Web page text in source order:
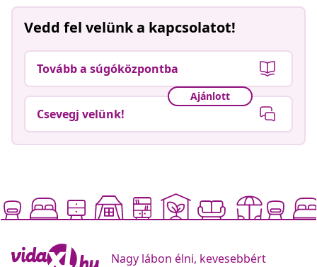
Vedd fel velünk a kapcsolatot!
Tovább a súgóközpontba
Ajánlott
Csevegj velünk!
Nagy lábon élni, kevesebbért